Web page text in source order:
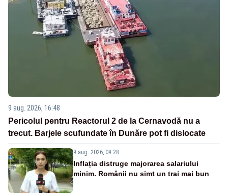
9 aug. 2026, 16:48
Pericolul pentru Reactorul 2 de la Cernavodă nu a
trecut. Barjele scufundate în Dunăre pot fi dislocate
9 aug. 2026, 09:28
Inflația distruge majorarea salariului
minim. Românii nu simt un trai mai bun